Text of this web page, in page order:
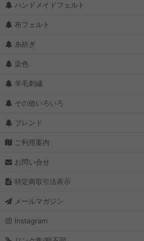
ハンドメイドフェルト
布フェルト
糸紡ぎ
染色
羊毛刺繍
その他いろいろ
ブレンド
ご利用案内
お問い合せ
特定商取引法表示
メールマガジン
Instagram